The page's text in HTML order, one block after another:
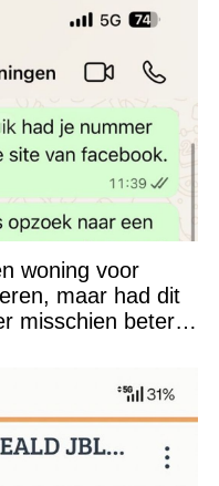
woning voor
maar had dit
misschien beter